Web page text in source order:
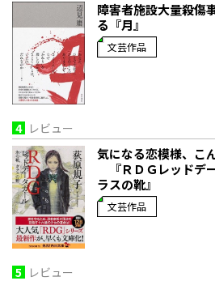
障害者施設大量殺傷
る『月』
文芸作品
4 レビュー
気になる恋模様、こ
『ＲＤＧレッド
ラスの靴』
文芸作品
5 レビュー